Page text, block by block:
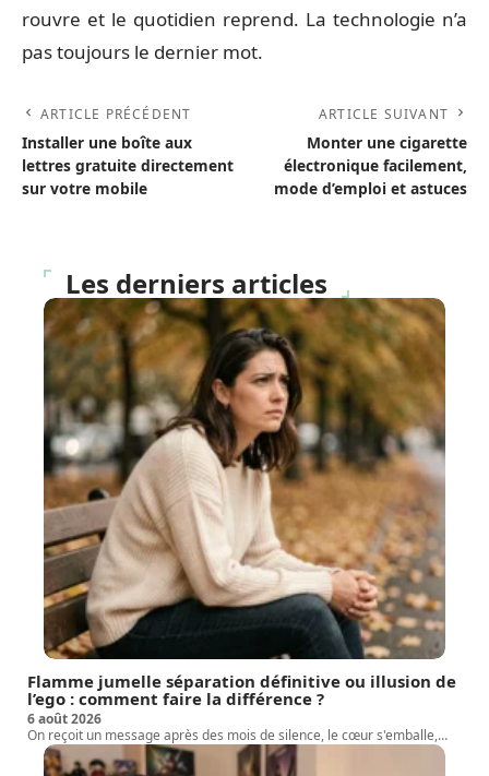
rouvre et le quotidien reprend. La technologie n’a
pas toujours le dernier mot.
ARTICLE PRÉCÉDENT
Installer une boîte aux
lettres gratuite directement
sur votre mobile
ARTICLE SUIVANT
Monter une cigarette
électronique facilement,
mode d’emploi et astuces
Les derniers articles
Flamme jumelle séparation définitive ou illusion de
l’ego : comment faire la différence ?
6 août 2026
On reçoit un message après des mois de silence, le cœur s'emballe,…